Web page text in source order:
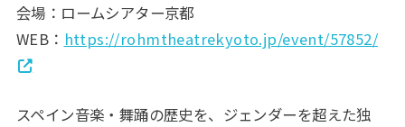
会場：ロームシアター京都
WEB： https://rohmtheatrekyoto.jp/event/57852/
スペイン音楽・舞踊の歴史を、ジェンダーを超えた独